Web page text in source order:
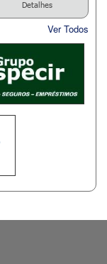
Detalhes
Ver Todos